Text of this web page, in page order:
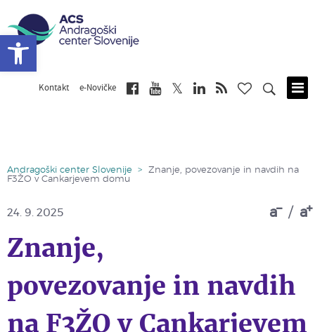
Kontakt e-Novičke
Andragoški center Slovenije >
Znanje, povezovanje in navdih na
F3ŽO v Cankarjevem domu
a / a
24. 9. 2025
Znanje,
povezovanje in navdih
na F3ŽO v Cankarjevem
Open toolbar